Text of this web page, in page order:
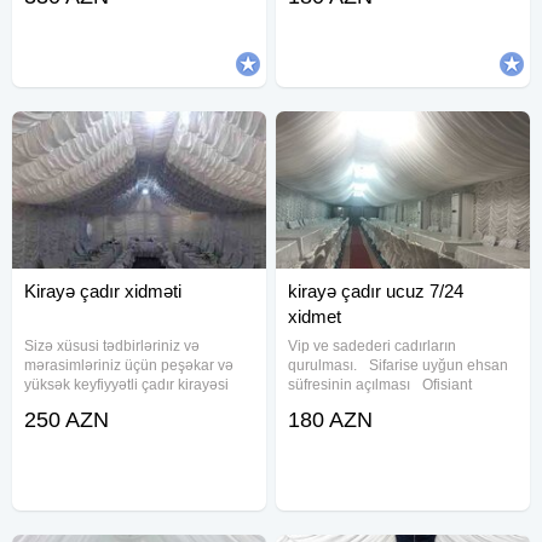
Kirayə çadır xidməti
Sizə xüsusi tədbirləriniz və
mərasimləriniz üçün peşəkar və
yüksək keyfiyyətli çadır kirayəsi
müxtəlif növ VIP və sadə çadırların
250 AZN
kirayə çadır ucuz 7/24
xidmet
Vip ve sadederi cadırların
qurulması. Sifarise uyğun ehsan
süfresinin açılması Ofisiant
qaşıq Stol stul Samavar Defn
180 AZN